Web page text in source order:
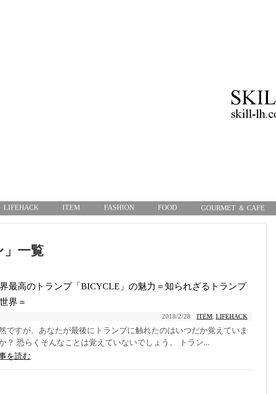
LIFEHACK ITEM FASHION FOOD GOURMET ＆ CAFE
」 一覧
最高のトランプ「BICYCLE」の魅力＝知られざるトランプ
界＝
2018/2/28 ITEM, LIFEHACK
ですが、あなたが最後にトランプに触れたのはいつだか覚えていま
？ 恐らくそんなことは覚えていないでしょう。 トラン...
を読む